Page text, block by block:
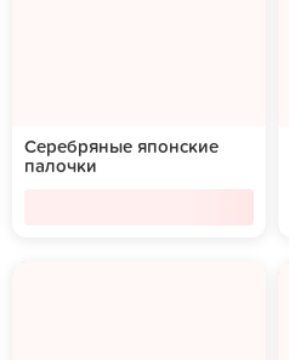
Серебряные японские
палочки